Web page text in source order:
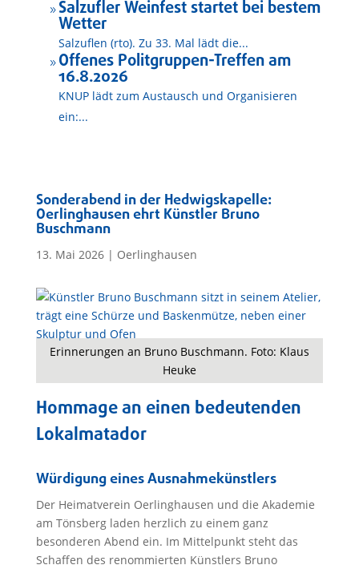
9 Salzufler Weinfest startet bei bestem
Wetter
Salzuflen (rto). Zu 33. Mal lädt die...
9 Offenes Politgruppen-Treffen am
16.8.2026
KNUP lädt zum Austausch und Organisieren
ein:...
Sonderabend in der Hedwigskapelle:
Oerlinghausen ehrt Künstler Bruno
Buschmann
13. Mai 2026| Oerlinghausen
Erinnerungen an Bruno Buschmann. Foto: Klaus
Heuke
Hommage an einen bedeutenden
Lokalmatador
Würdigung eines Ausnahmekünstlers
Der Heimatverein Oerlinghausen und die Akademie
am Tönsberg laden herzlich zu einem ganz
besonderen Abend ein. Im Mittelpunkt steht das
Schaffen des renommierten Künstlers Bruno